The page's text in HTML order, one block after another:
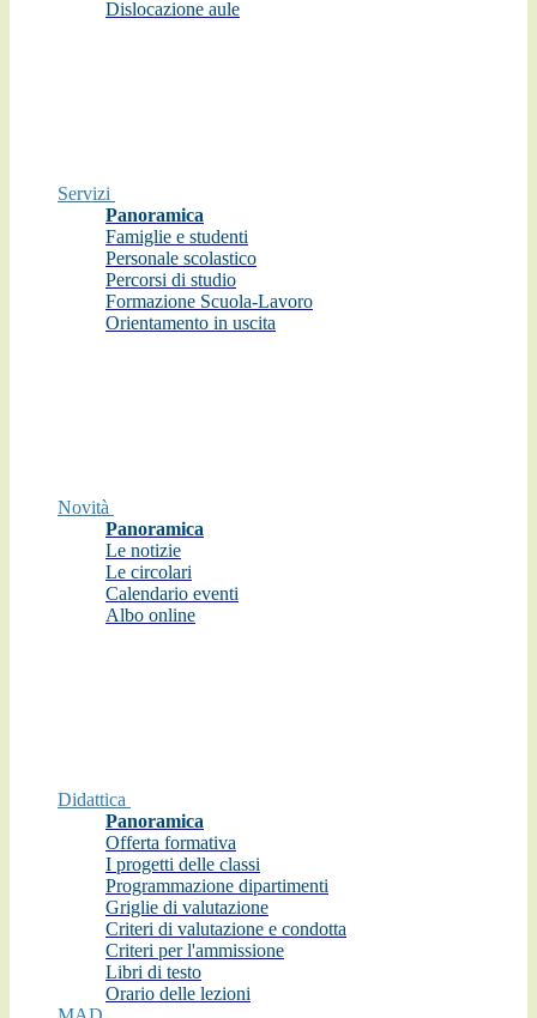
Dislocazione aule
Servizi
Panoramica
Famiglie e studenti
Personale scolastico
Percorsi di studio
Formazione Scuola-Lavoro
Orientamento in uscita
Novità
Panoramica
Le notizie
Le circolari
Calendario eventi
Albo online
Didattica
Panoramica
Offerta formativa
I progetti delle classi
Programmazione dipartimenti
Griglie di valutazione
Criteri di valutazione e condotta
Criteri per l'ammissione
Libri di testo
Orario delle lezioni